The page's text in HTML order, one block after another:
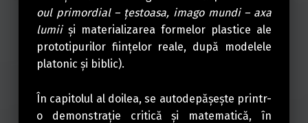
oul primordial – ţestoasa, imago mundi – axa
lumiiși materializarea formelor plastice ale
prototipurilor fiinţelor reale, după modelele
platonic şi biblic).
În capitolul al doilea, se autodepășește printr-
o demonstrație critică și matematică, în